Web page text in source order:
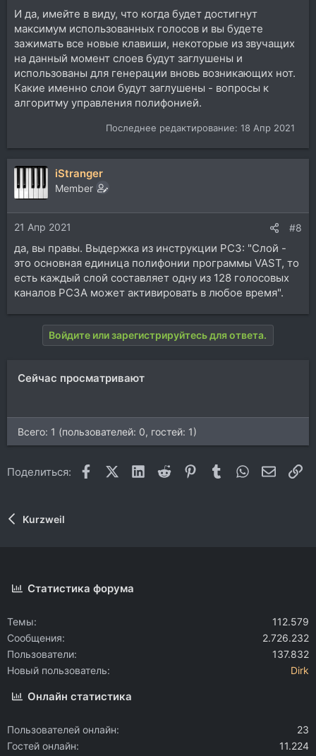
И да, имейте в виду, что когда будет достигнут
максимум использованных голосов и вы будете
зажимать все новые клавиши, некоторые из звучащих
на данный момент слоев будут заглушены и
использованы для генерации вновь возникающих нот.
Какие именно слои будут заглушены - вопросы к
алгоритму управления полифонией.
Последнее редактирование: 18 Апр 2021
iStranger
Member
21 Апр 2021 #8
да, вы правы. Выдержка из инструкции PC3: "Слой -
это основная единица полифонии программы VAST, то
есть каждый слой составляет одну из 128 голосовых
каналов PC3A может активировать в любое время".
Войдите или зарегистрируйтесь для ответа.
Сейчас просматривают
Всего: 1 (пользователей: 0, гостей: 1)
Поделиться: FacebookX (Twitter)
LinkedIn
Reddit Pinterest
Tumblr WhatsApp
Kurzweil
Статистика форума
Темы
112.579
Сообщения
2.726.232
Пользователи
137.832
Новый пользователь
Dirk
Онлайн статистика
Пользователей онлайн
23
Гостей онлайн
11.224